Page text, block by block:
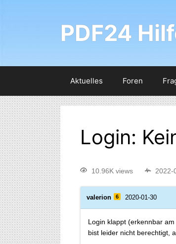
PDF24
Aktuelles Foren
Login:
10.96K views 2022-
valerion 6 2020-01-30
Login klappt (erkennbar
bist leider nicht berechtigt,